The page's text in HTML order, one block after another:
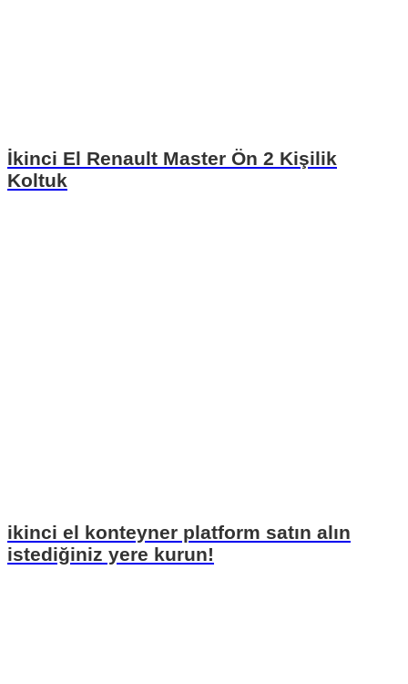
İkinci El Renault Master Ön 2 Kişilik
Koltuk
ikinci el konteyner platform satın alın
istediğiniz yere kurun!